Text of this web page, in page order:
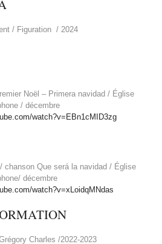
/ Figuration / 2024
Noël – Primera navidad / Église
/ décembre
watch?v=EBn1cMID3zg
chanson Que será la navidad / Église
décembre
watch?v=xLoidqMNdas
Charles /2022-2023